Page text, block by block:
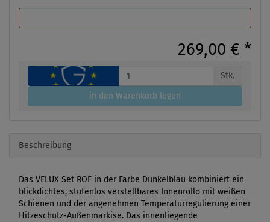
269,00 € *
Stk.
in den Warenkorb legen
Beschreibung
Das VELUX Set ROF in der Farbe Dunkelblau kombiniert ein
blickdichtes, stufenlos verstellbares Innenrollo mit weißen
Schienen und der angenehmen Temperaturregulierung einer
Hitzeschutz-Außenmarkise. Das innenliegende